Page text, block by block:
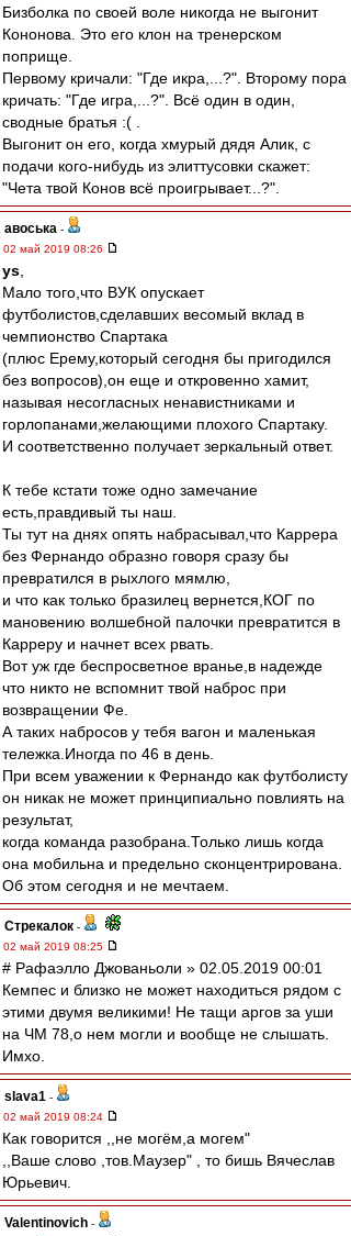
Бизболка по своей воле никогда не выгонит
Кононова. Это его клон на тренерском
поприще.
Первому кричали: "Где икра,...?". Второму пора
кричать: "Где игра,...?". Всё один в один,
сводные братья :( .
Выгонит он его, когда хмурый дядя Алик, с
подачи кого-нибудь из элиттусовки скажет:
"Чета твой Конов всё проигрывает...?".
авоська -
02 май 2019 08:26
ys
Мало того,что ВУК опускает
футболистов,сделавших весомый вклад в
чемпионство Спартака
(плюс Ерему,который сегодня бы пригодился
без вопросов),он еще и откровенно хамит,
называя несогласных ненавистниками и
горлопанами,желающими плохого Спартаку.
И соответственно получает зеркальный ответ.
К тебе кстати тоже одно замечание
есть,правдивый ты наш.
Ты тут на днях опять набрасывал,что Каррера
без Фернандо образно говоря сразу бы
превратился в рыхлого мямлю,
и что как только бразилец вернется,КОГ по
мановению волшебной палочки превратится в
Карреру и начнет всех рвать.
Вот уж где беспросветное вранье,в надежде
что никто не вспомнит твой наброс при
возвращении Фе.
А таких набросов у тебя вагон и маленькая
тележка.Иногда по 46 в день.
При всем уважении к Фернандо как футболисту
он никак не может принципиально повлиять на
результат,
когда команда разобрана.Только лишь когда
она мобильна и предельно сконцентрирована.
Об этом сегодня и не мечтаем.
Стрекалок -
02 май 2019 08:25
# Рафаэлло Джованьоли » 02.05.2019 00:01
Кемпес и близко не может находиться рядом с
этими двумя великими! Не тащи аргов за уши
на ЧМ 78,о нем могли и вообще не слышать.
Имхо.
slava1 -
02 май 2019 08:24
Как говорится ,,не могём,а могем"
,,Ваше слово ,тов.Маузер" , то бишь Вячеслав
Юрьевич.
Valentinovich -